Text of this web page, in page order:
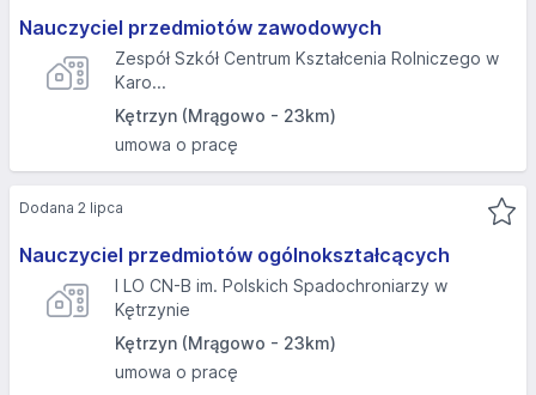
Nauczyciel przedmiotów zawodowych
Zespół Szkół Centrum Kształcenia Rolniczego w
Karo...
Kętrzyn (Mrągowo - 23km)
umowa o pracę
Nauczyciel przedmiotów ogólnokształcących
I LO CN-B im. Polskich Spadochroniarzy w
Kętrzynie
Kętrzyn (Mrągowo - 23km)
umowa o pracę
Dodana 2 lipca